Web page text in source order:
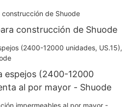
calafateo
construcción de Shuode
espejos (2400-12000
al por mayor - Shuode